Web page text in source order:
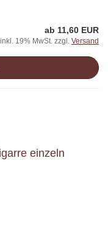
ab 11,60 EUR
inkl. 19% MwSt. zzgl. Versand